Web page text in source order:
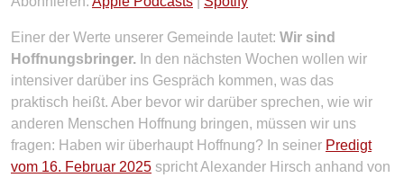
LINK
EMBED
Einer der Werte unserer Gemeinde lautet: Wir sind
Hoffnungsbringer. In den nächsten Wochen wollen wir
intensiver darüber ins Gespräch kommen, was das
praktisch heißt. Aber bevor wir darüber sprechen, wie wir
anderen Menschen Hoffnung bringen, müssen wir uns
fragen: Haben wir überhaupt Hoffnung? In seiner Predigt
vom 16. Februar 2025 spricht Alexander Hirsch anhand von